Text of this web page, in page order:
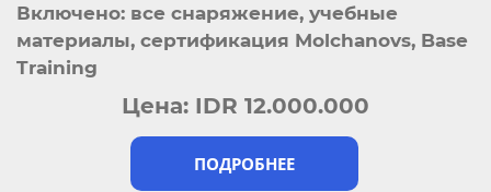
Включено: все снаряжение, учебные
материалы, сертификация Molchanovs, Base
Training
ПОДРОБНЕЕ
Цена: IDR 12.000.000